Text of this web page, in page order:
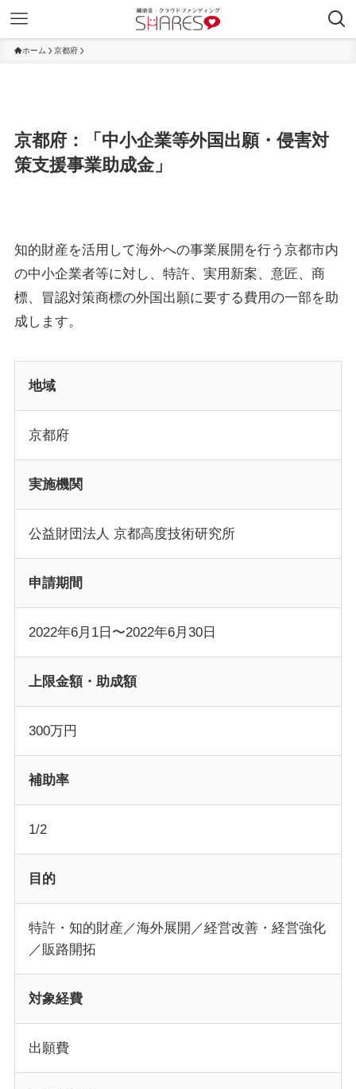
ホーム 京都府
京都府：「中小企業等外国出願・侵害対
策支援事業助成金」
知的財産を活用して海外への事業展開を行う京都市内
の中小企業者等に対し、特許、実用新案、意匠、商
標、冒認対策商標の外国出願に要する費用の一部を助
成します。
地域
京都府
実施機関
公益財団法人 京都高度技術研究所
申請期間
2022年6月1日〜2022年6月30日
上限金額・助成額
300万円
補助率
1/2
目的
特許・知的財産／海外展開／経営改善・経営強化
／販路開拓
対象経費
出願費